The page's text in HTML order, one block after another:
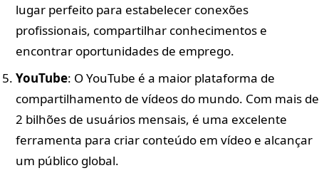
lugar perfeito para estabelecer conexões
profissionais, compartilhar conhecimentos e
encontrar oportunidades de emprego.
YouTube: O YouTube é a maior plataforma de
compartilhamento de vídeos do mundo. Com mais de
2 bilhões de usuários mensais, é uma excelente
ferramenta para criar conteúdo em vídeo e alcançar
um público global.